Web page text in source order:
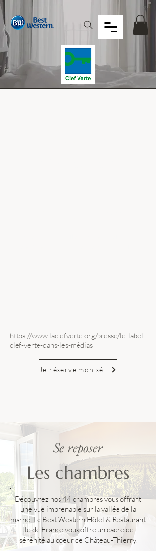
https://www.laclefverte.org/presse/le-label-
clef-verte-dans-les-médias
Se reposer
Les chambres
Découvrez nos 44 chambres vous offrant
une vue imprenable sur la vallée de la
marne. Le Best Western Hôtel & Restaurant
Ile de France vous offre un cadre de
sérénité au coeur de Château-Thierry.